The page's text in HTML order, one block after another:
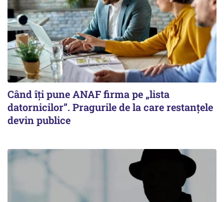
Când îți pune ANAF firma pe „lista
datornicilor”. Pragurile de la care restanțele
devin publice